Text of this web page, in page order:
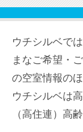
ウチシルベでは
まなご希望・
の空室情報の
ウチシルベは
（高住連）高